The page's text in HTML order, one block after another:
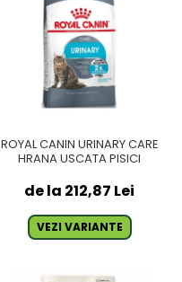
ROYAL CANIN URINARY CARE
HRANA USCATA PISICI
de la 212,87 Lei
VEZI VARIANTE